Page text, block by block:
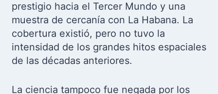
prestigio hacia el Tercer Mundo y una
muestra de cercanía con La Habana. La
cobertura existió, pero no tuvo la
intensidad de los grandes hitos espaciales
de las décadas anteriores.
La ciencia tampoco fue negada por los